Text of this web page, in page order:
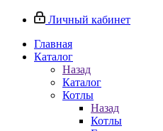
Личный кабинет
Главная
Каталог
Назад
Каталог
Котлы
Назад
Котлы